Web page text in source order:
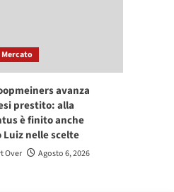
avanza
prestito: alla
è finito anche
nelle scelte
Over Agosto 6, 2026